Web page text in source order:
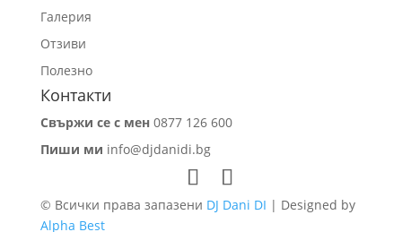
Галерия
Отзиви
Полезно
Контакти
Свържи се с мен 0877 126 600
Пиши ми info@djdanidi.bg
© Всички права запазени DJ Dani DI | Designed by
Alpha Best